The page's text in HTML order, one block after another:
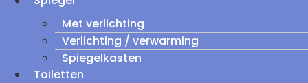
Met verlichting
Verlichting / verwarming
Spiegelkasten
Toiletten